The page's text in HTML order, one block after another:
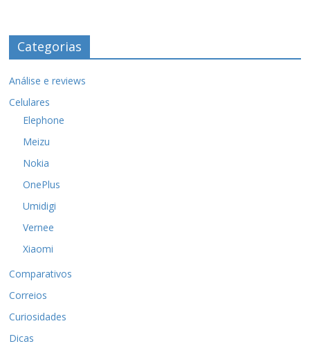
Categorias
Análise e reviews
Celulares
Elephone
Meizu
Nokia
OnePlus
Umidigi
Vernee
Xiaomi
Comparativos
Correios
Curiosidades
Dicas